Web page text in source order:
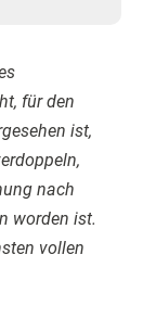
für den
ist,
nach
worden ist.
vollen